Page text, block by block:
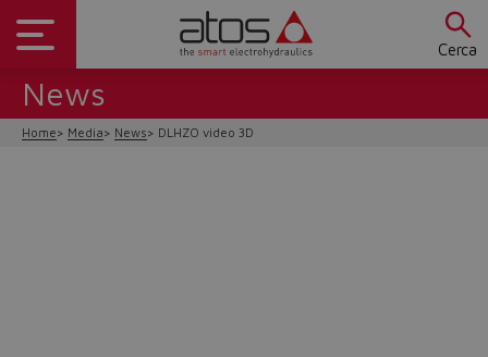
Cerca
News
Home Media News DLHZO video 3D